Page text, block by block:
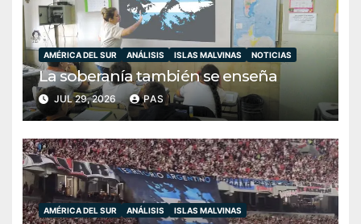
AMÉRICA DEL SUR ANÁLISIS ISLAS MALVINAS NOTICIAS
La soberanía también se enseña
JUL 29, 2026 PAS
AMÉRICA DEL SUR ANÁLISIS ISLAS MALVINAS